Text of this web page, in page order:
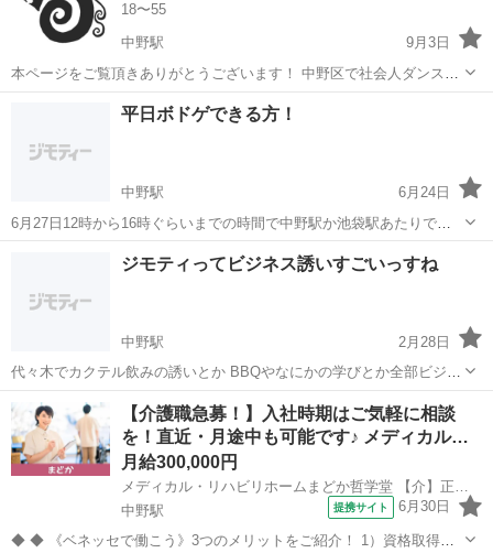
18〜55
中野駅
9月3日
本ページをご覧頂きありがとうございます！ 中野区で社会人ダンスサ
ークルを設立するにあたり、参加メンバーを募集しております！ ダン
スを初めてみたいけどスタジオの敷居が高い..一歩が踏み出せない..馴
中野区 中野駅 その他
平日ボドゲできる方！
中野駅
6月24日
6月27日12時から16時ぐらいまでの時間で中野駅か池袋駅あたりでボ
ードゲームカフェかレンタルスペース借りてボードゲームやりたいで
すー！基本的にitoとかラブレターとか軽めのやつやるつもりです！ 基
その他 ボドゲ
ジモティってビジネス誘いすごいっすね
中野駅
2月28日
代々木でカクテル飲みの誘いとか BBQやなにかの学びとか全部ビジネ
ス誘いっすね しつこいだし、汚いですよ、本当に！ 遊びに行ったらな
にかいいことありますとかで誘って 加入してって言うから面接さいっ
すね
東京 中野区 中野駅 その他 ビジネス
【介護職急募！】入社時期はご気軽に相談
を！直近・月途中も可能です♪ メディカル…
月給300,000円
中野駅
提携サイト 6月30日
◆ ◆ 《ベネッセで働こう》3つのメリットをご紹介！ 1）資格取得支